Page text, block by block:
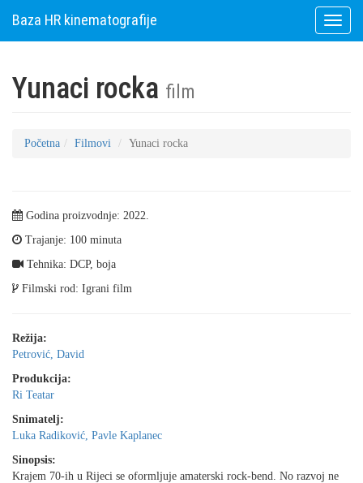
Toggle
Baza HR kinematografije
Yunaci rocka film
Početna Filmovi Yunaci rocka
Godina proizvodnje: 2022.
Trajanje: 100 minuta
Tehnika: DCP, boja
Filmski rod: Igrani film
Režija:
Petrović, David
Produkcija:
Ri Teatar
Snimatelj:
Luka Radiković, Pavle Kaplanec
Sinopsis:
Krajem 70-ih u Rijeci se oformljuje amaterski rock-bend. No razvoj ne